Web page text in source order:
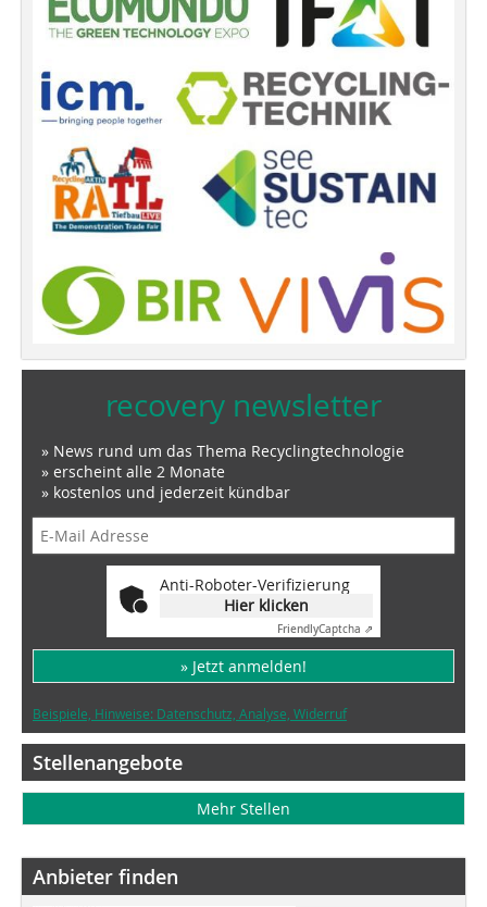
recovery newsletter
» News rund um das Thema Recyclingtechnologie
» erscheint alle 2 Monate
» kostenlos und jederzeit kündbar
Anti-Roboter-Verifizierung
Hier klicken
FriendlyCaptcha ⇗
» Jetzt anmelden!
Beispiele, Hinweise: Datenschutz, Analyse, Widerruf
Stellenangebote
Mehr Stellen
Anbieter finden